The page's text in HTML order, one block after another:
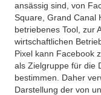
ansässig sind, von
Square, Grand Canal
betriebenes Tool, zur
wirtschaftlichen
Pixel kann Facebook
als Zielgruppe für die
bestimmen. Daher
Darstellung der von